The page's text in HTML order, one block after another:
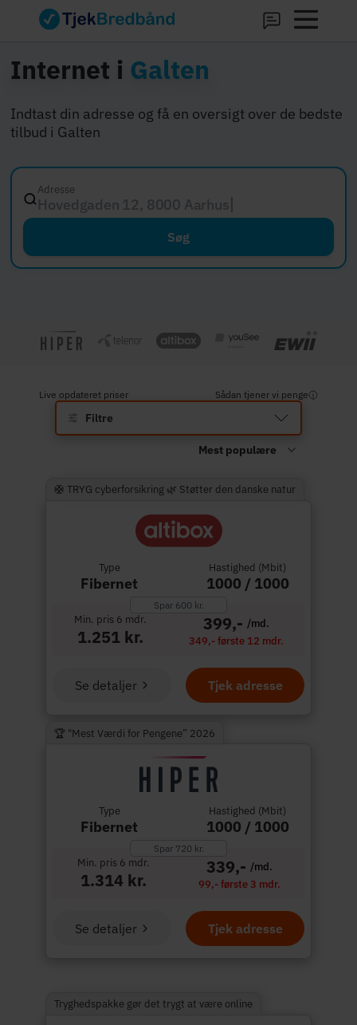
Internet i Galten
Indtast din adresse og få en oversigt over de bedste
tilbud i Galten
Adresse
Hovedgaden 12, 8000 Aarhus C
Søg
Live opdateret priser Sådan tjener vi penge
Filtre
🛟 TRYG cyberforsikring 🌿 Støtter den danske natur
Type
Fibernet
Hastighed (Mbit)
1000 / 1000
Spar 600 kr.
Min. pris 6 mdr.
1.251 kr.
399,- /md.
349,- første 12 mdr.
Tjek adresse
Se detaljer
🏆 "Mest Værdi for Pengene” 2026
Type
Fibernet
Hastighed (Mbit)
1000 / 1000
Spar 720 kr.
Min. pris 6 mdr.
1.314 kr.
339,- /md.
99,- første 3 mdr.
Tjek adresse
Se detaljer
Tryghedspakke gør det trygt at være online